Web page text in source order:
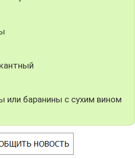
баранины c сухим вином